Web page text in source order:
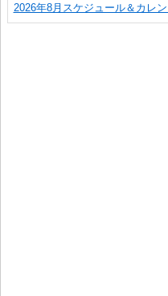
2026年8月スケジュール＆カレ